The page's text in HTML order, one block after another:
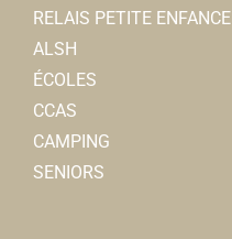
RELAIS PETITE ENFANCE
ALSH
ÉCOLES
CCAS
CAMPING
SENIORS